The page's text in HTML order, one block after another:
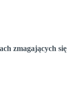
zmagających się